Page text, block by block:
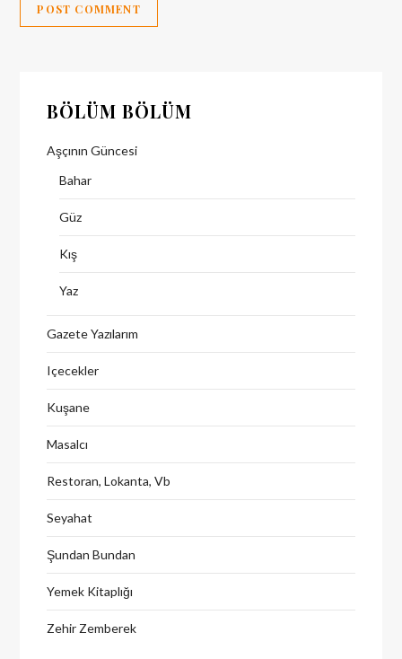
BÖLÜM BÖLÜM
Aşçının Güncesi
Bahar
Güz
Kış
Yaz
Gazete Yazılarım
Içecekler
Kuşane
Masalcı
Restoran, Lokanta, Vb
Seyahat
Şundan Bundan
Yemek Kitaplığı
Zehir Zemberek